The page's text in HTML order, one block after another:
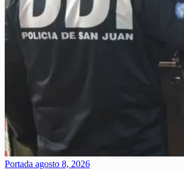
Portada agosto 8, 2026